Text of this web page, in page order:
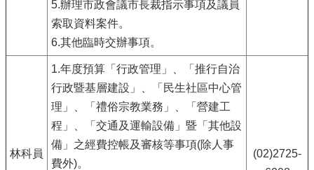
5.辦理市政會議市長裁指示事項及議員
索取資料案件。
6.其他臨時交辦事項。
林科員
1.年度預算「行政管理」、「推行自治
行政暨基層建設」、「民生社區中心管
理」、「禮俗宗教業務」、「營建工
程」、「交通及運輸設備」暨「其他設
備」之經費控帳及審核等事項(除人事
費外)。
(02)2725-